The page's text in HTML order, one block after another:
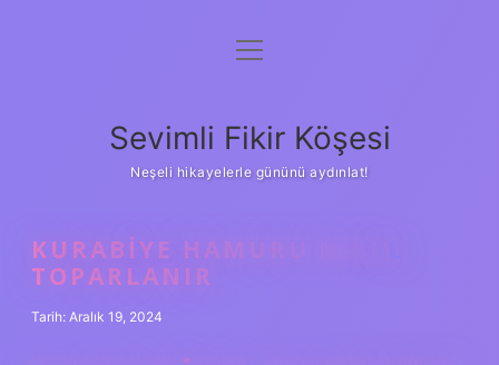
Anasayfa
Yasal Uyarı
menüyü
Sevimli Fikir Köşesi
Neşeli hikayelerle gününü aydınlat!
KURABIYE HAMURU NASIL
TOPARLANIR
Tarih: Aralık 19, 2024